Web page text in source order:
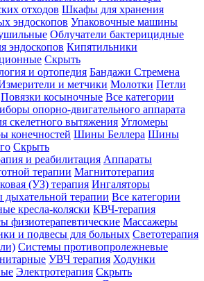
отходов Шкафы для хранения
эндоскопов Упаковочные машины
Облучатели бактерицидные
эндоскопов Кипятильники
Скрыть
и ортопедия Бандажи Стремена
и метчики Молотки Петли
Повязки косыночные Все категории
опорно-двигательного аппарата
скелетного вытяжения Угломеры
конечностей Шины Беллера Шины
Скрыть
и реабилитация Аппараты
терапии Магнитотерапия
(УЗ) терапия Ингаляторы
дыхательной терапии Все категории
кресла-коляски КВЧ-терапия
физиотерапевтические Массажеры
и подвесы для больных Светотерапия
Системы противопролежневые
УВЧ терапия Ходунки
Электротерапия Скрыть